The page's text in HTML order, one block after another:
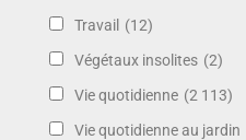
Travail (12)
Végétaux insolites (2)
Vie quotidienne (2 113)
Vie quotidienne au jardin